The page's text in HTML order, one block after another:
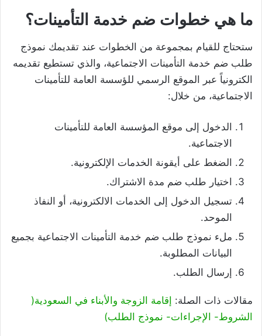
ما هي خطوات ضم خدمة التأمينات؟
ستحتاج للقيام بمجموعة من الخطوات عند تقديمك نموذج
طلب ضم خدمة التأمينات الاجتماعية، والذي تستطيع تقديمه
الكترونياً عبر الموقع الرسمي للؤسسة العامة للتأمينات
الاجتماعية، من خلال:
الدخول إلى موقع المؤسسة العامة للتأمينات
الاجتماعية.
الضغط على أيقونة الخدمات الإلكترونية.
اختيار طلب ضم مدة الاشتراك.
تسجيل الدخول إلى الخدمات الالكترونية، أو النفاذ
الموحد.
ملء نموذج طلب ضم خدمة التأمينات الاجتماعية بجميع
البيانات المطلوبة.
إرسال الطلب.
مقالات ذات الصلة: إقامة الزوجة والأبناء في السعودية(
الشروط- الإجراءات- نموذج الطلب)